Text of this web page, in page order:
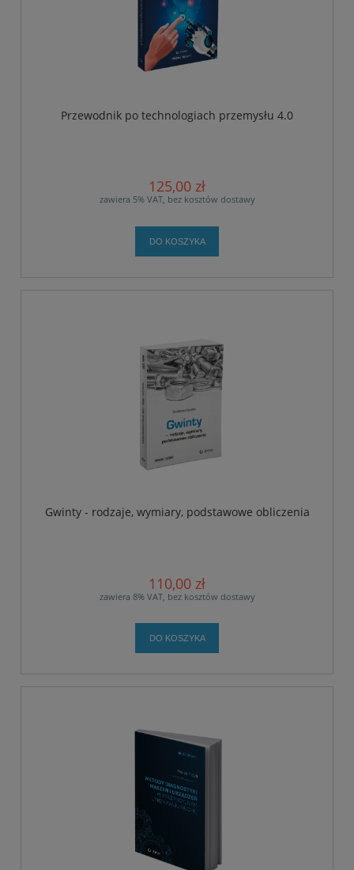
Przewodnik po technologiach przemysłu 4.0
125,00 zł
zawiera 5% VAT, bez kosztów dostawy
DO KOSZYKA
Gwinty - rodzaje, wymiary, podstawowe obliczenia
110,00 zł
zawiera 8% VAT, bez kosztów dostawy
DO KOSZYKA